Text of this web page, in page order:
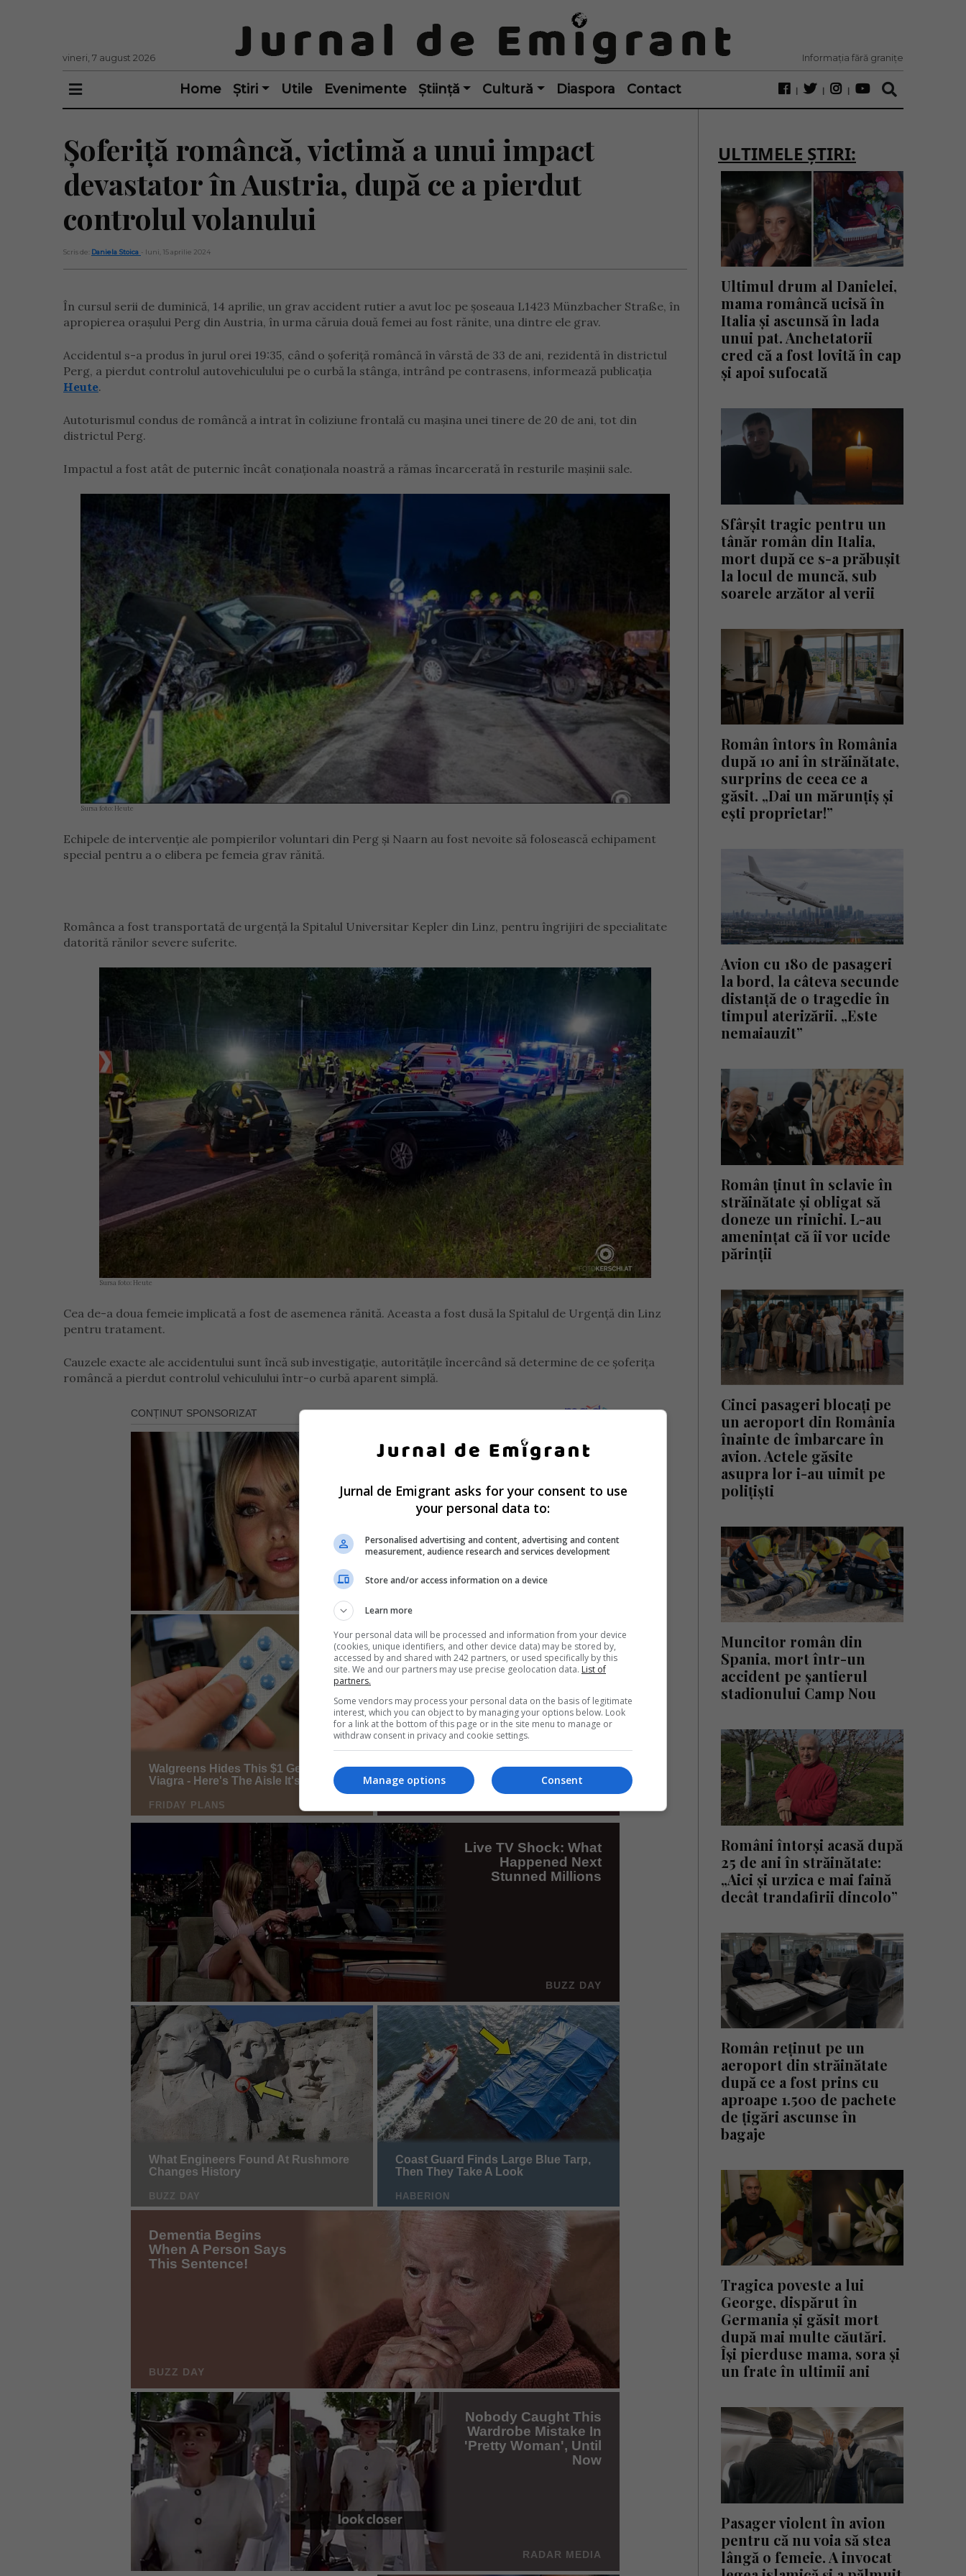
vineri, 7 august 2026 Informația fără granițe
Home Știri Utile Evenimente Știință Cultură Diaspora Contact
Șoferiță româncă, victimă a unui impact
devastator în Austria, după ce a pierdut
controlul volanului
Scris de: Daniela Stoica - luni, 15 aprilie 2024
În cursul serii de duminică, 14 aprilie, un grav accident rutier a avut loc pe șoseaua L1423 Münzbacher Straße, în
apropierea orașului Perg din Austria, în urma căruia două femei au fost rănite, una dintre ele grav.
Accidentul s-a produs în jurul orei 19:35, când o șoferiță româncă în vârstă de 33 de ani, rezidentă în districtul
Perg, a pierdut controlul autovehiculului pe o curbă la stânga, intrând pe contrasens, informează publicația
Heute.
Autoturismul condus de româncă a intrat în coliziune frontală cu mașina unei tinere de 20 de ani, tot din
districtul Perg.
Impactul a fost atât de puternic încât conaționala noastră a rămas încarcerată în resturile mașinii sale.
Sursa foto: Heute
Echipele de intervenție ale pompierilor voluntari din Perg și Naarn au fost nevoite să folosească echipament
special pentru a o elibera pe femeia grav rănită.
Românca a fost transportată de urgență la Spitalul Universitar Kepler din Linz, pentru îngrijiri de specialitate
datorită rănilor severe suferite.
Sursa foto: Heute
Cea de-a doua femeie implicată a fost de asemenea rănită. Aceasta a fost dusă la Spitalul de Urgență din Linz
pentru tratament.
Cauzele exacte ale accidentului sunt încă sub investigație, autoritățile încercând să determine de ce șoferița
româncă a pierdut controlul vehiculului într-o curbă aparent simplă.
ULTIMELE ȘTIRI:
Ultimul drum al Danielei,
mama româncă ucisă în
Italia și ascunsă în lada
unui pat. Anchetatorii
cred că a fost lovită în cap
și apoi sufocată
Sfârșit tragic pentru un
tânăr român din Italia,
mort după ce s-a prăbușit
la locul de muncă, sub
soarele arzător al verii
Român întors în România
după 10 ani în străinătate,
surprins de ceea ce a
găsit. „Dai un mărunțiș și
ești proprietar!”
Avion cu 180 de pasageri
la bord, la câteva secunde
distanță de o tragedie în
timpul aterizării. „Este
nemaiauzit”
Român ținut în sclavie în
străinătate și obligat să
doneze un rinichi. L-au
amenințat că îi vor ucide
părinții
Cinci pasageri blocați pe
un aeroport din România
înainte de îmbarcare în
avion. Actele găsite
asupra lor i-au uimit pe
polițiști
Muncitor român din
Spania, mort într-un
accident pe șantierul
stadionului Camp Nou
Români întorși acasă după
25 de ani în străinătate:
„Aici și urzica e mai faină
decât trandafirii dincolo”
Român reținut pe un
aeroport din străinătate
după ce a fost prins cu
aproape 1.500 de pachete
de țigări ascunse în
bagaje
Tragica poveste a lui
George, dispărut în
Germania și găsit mort
după mai multe căutări.
Își pierduse mama, sora și
un frate în ultimii ani
Pasager violent în avion
pentru că nu voia să stea
lângă o femeie. A invocat
Jurnal de Emigrant asks for your consent to use
your personal data to:
Personalised advertising and content, advertising and content
measurement, audience research and services development
Store and/or access information on a device
Learn more
Your personal data will be processed and information from your device
(cookies, unique identifiers, and other device data) may be stored by,
accessed by and shared with 242 partners, or used specifically by this
site. We and our partners may use precise geolocation data. List of
partners.
Some vendors may process your personal data on the basis of legitimate
interest, which you can object to by managing your options below. Look
for a link at the bottom of this page or in the site menu to manage or
withdraw consent in privacy and cookie settings.
Consent
Manage options